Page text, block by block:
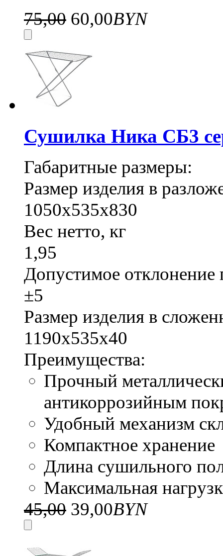
75,00 60,00BYN
Сушилка Ника СБ3
Габаритные размеры:
Размер изделия в
1050х535х830
Вес нетто, кг
1,95
Допустимое отклонение
±5
Размер изделия в
1190х535х40
Преимущества:
Прочный
антикоррозийным
Удобный механизм
Компактное хранение
Длина сушильного
Максимальная
45,00 39,00BYN